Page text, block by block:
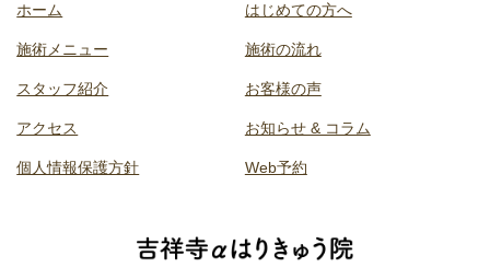
ホーム はじめての方へ
施術メニュー 施術の流れ
スタッフ紹介 お客様の声
アクセス お知らせ & コラム
個人情報保護方針 Web予約